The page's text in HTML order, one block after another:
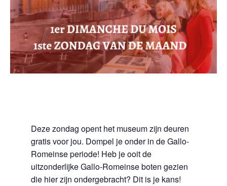
Deze zondag opent het museum zijn deuren
gratis voor jou. Dompel je onder in de Gallo-
Romeinse periode! Heb je ooit de
uitzonderlijke Gallo-Romeinse boten gezien
die hier zijn ondergebracht? Dit is je kans!